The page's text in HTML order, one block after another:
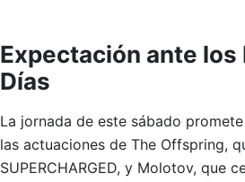
Expectación ante los
Días
La jornada de este sábado
las actuaciones de The Offspring,
SUPERCHARGED, y Molotov, que